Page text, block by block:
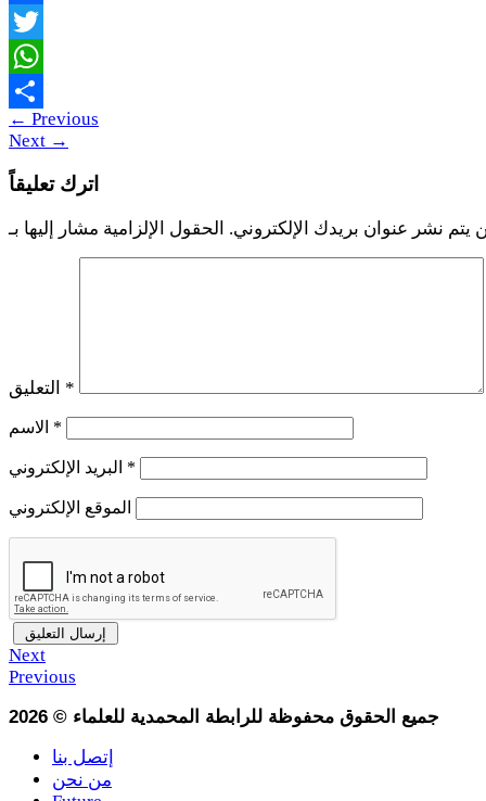
Facebook
Twitter
WhatsApp
Share
← Previous
Next →
اترك تعليقاً
يتم نشر عنوان بريدك الإلكتروني.
*
*
*
الموقع الإلكتروني
Next
Previous
2026 © جميع الحقوق محفوظة للرابطة المحمدية للعلماء
إتصل بنا
من نحن